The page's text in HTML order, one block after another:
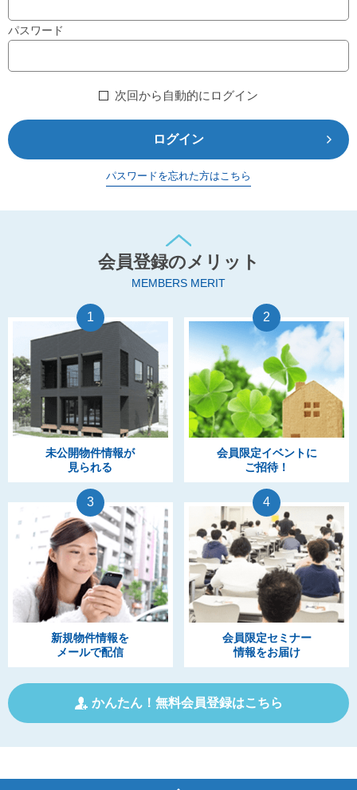
パスワード
次回から自動的にログイン
ログイン
パスワードを忘れた方はこちら
会員登録のメリット
MEMBERS MERIT
1
未公開物件情報が
見られる
2
会員限定イベントに
ご招待！
3
新規物件情報を
メールで配信
4
会員限定セミナー
情報をお届け
かんたん！無料会員登録はこちら